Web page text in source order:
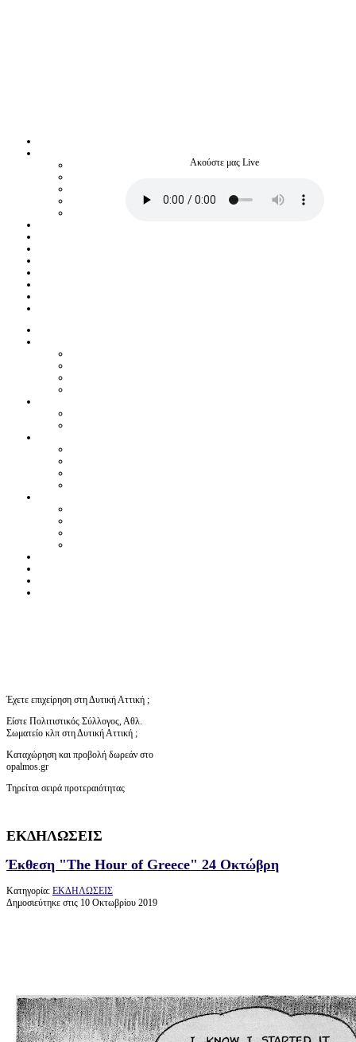
Ακούστε μας Live
Έχετε επιχείρηση στη Δυτική Αττική ;
Είστε Πολιτιστικός Σύλλογος, Αθλ.
Σωματείο κλπ στη Δυτική Αττική ;
Καταχώρηση και προβολή δωρεάν στο
opalmos.gr
Τηρείται σειρά προτεραιότητας
ΕΚΔΗΛΩΣΕΙΣ
Έκθεση "The Hour of Greece" 24 Οκτώβρη
Κατηγορία: ΕΚΔΗΛΩΣΕΙΣ
Δημοσιεύτηκε στις 10 Οκτωβρίου 2019